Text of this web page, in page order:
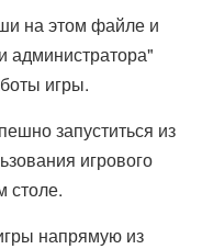
на этом файле и
администратора"
игры.
запуститься из
игрового
столе.
напрямую из